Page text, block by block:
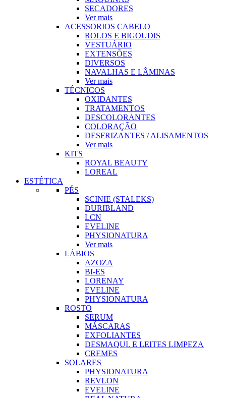
SECADORES
Ver mais
ACESSORIOS CABELO
ROLOS E BIGOUDIS
VESTUÁRIO
EXTENSÕES
DIVERSOS
NAVALHAS E LÂMINAS
Ver mais
TÉCNICOS
OXIDANTES
TRATAMENTOS
DESCOLORANTES
COLORAÇÃO
DESFRIZANTES / ALISAMENTOS
Ver mais
KITS
ROYAL BEAUTY
LOREAL
ESTÉTICA
PÉS
SCINIE (STALEKS)
DURIBLAND
LCN
EVELINE
PHYSIONATURA
Ver mais
LÁBIOS
AZOZA
BI-ES
LORENAY
EVELINE
PHYSIONATURA
ROSTO
SERUM
MÁSCARAS
EXFOLIANTES
DESMAQUI. E LEITES LIMPEZA
CREMES
SOLARES
PHYSIONATURA
REVLON
EVELINE